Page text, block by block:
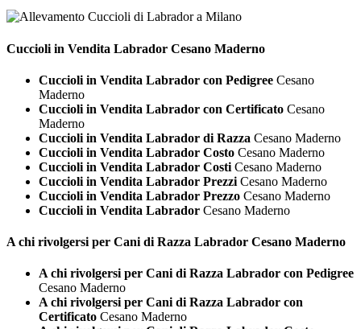
Cuccioli in Vendita Labrador Cesano Maderno
Cuccioli in Vendita Labrador con Pedigree Cesano
Maderno
Cuccioli in Vendita Labrador con Certificato Cesano
Maderno
Cuccioli in Vendita Labrador di Razza Cesano Maderno
Cuccioli in Vendita Labrador Costo Cesano Maderno
Cuccioli in Vendita Labrador Costi Cesano Maderno
Cuccioli in Vendita Labrador Prezzi Cesano Maderno
Cuccioli in Vendita Labrador Prezzo Cesano Maderno
Cuccioli in Vendita Labrador Cesano Maderno
A chi rivolgersi per Cani di Razza Labrador Cesano Maderno
A chi rivolgersi per Cani di Razza Labrador con Pedigree
Cesano Maderno
A chi rivolgersi per Cani di Razza Labrador con
Certificato Cesano Maderno